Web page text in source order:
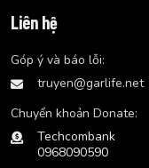
Liên hệ
Góp ý và báo lỗi:
truyen@garlife.net
Chuyển khoản Donate:
Techcombank
0968090590